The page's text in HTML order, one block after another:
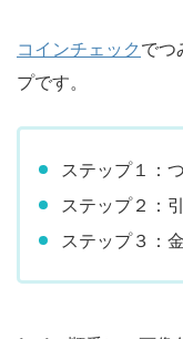
コインチェック でつ
プです。
ステップ１：
ステップ２：
ステップ３：